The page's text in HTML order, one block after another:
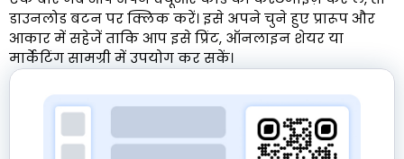
डाउनलोड बटन पर क्लिक करें। इसे अपने चुने हुए प्रारूप और
आकार में सहेजें ताकि आप इसे प्रिंट, ऑनलाइन शेयर या
मार्केटिंग सामग्री में उपयोग कर सकें।